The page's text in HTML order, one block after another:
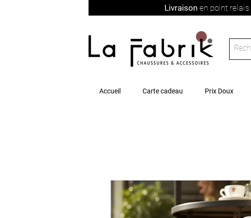
Livraison en point relais
Accueil Carte cadeau Prix Doux